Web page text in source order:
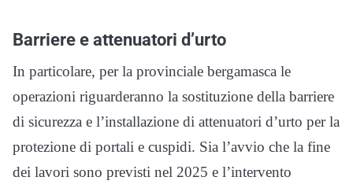
Barriere e attenuatori d’urto
In particolare, per la provinciale bergamasca le
operazioni riguarderanno la sostituzione della barriere
di sicurezza e l’installazione di attenuatori d’urto per la
protezione di portali e cuspidi. Sia l’avvio che la fine
dei lavori sono previsti nel 2025 e l’intervento